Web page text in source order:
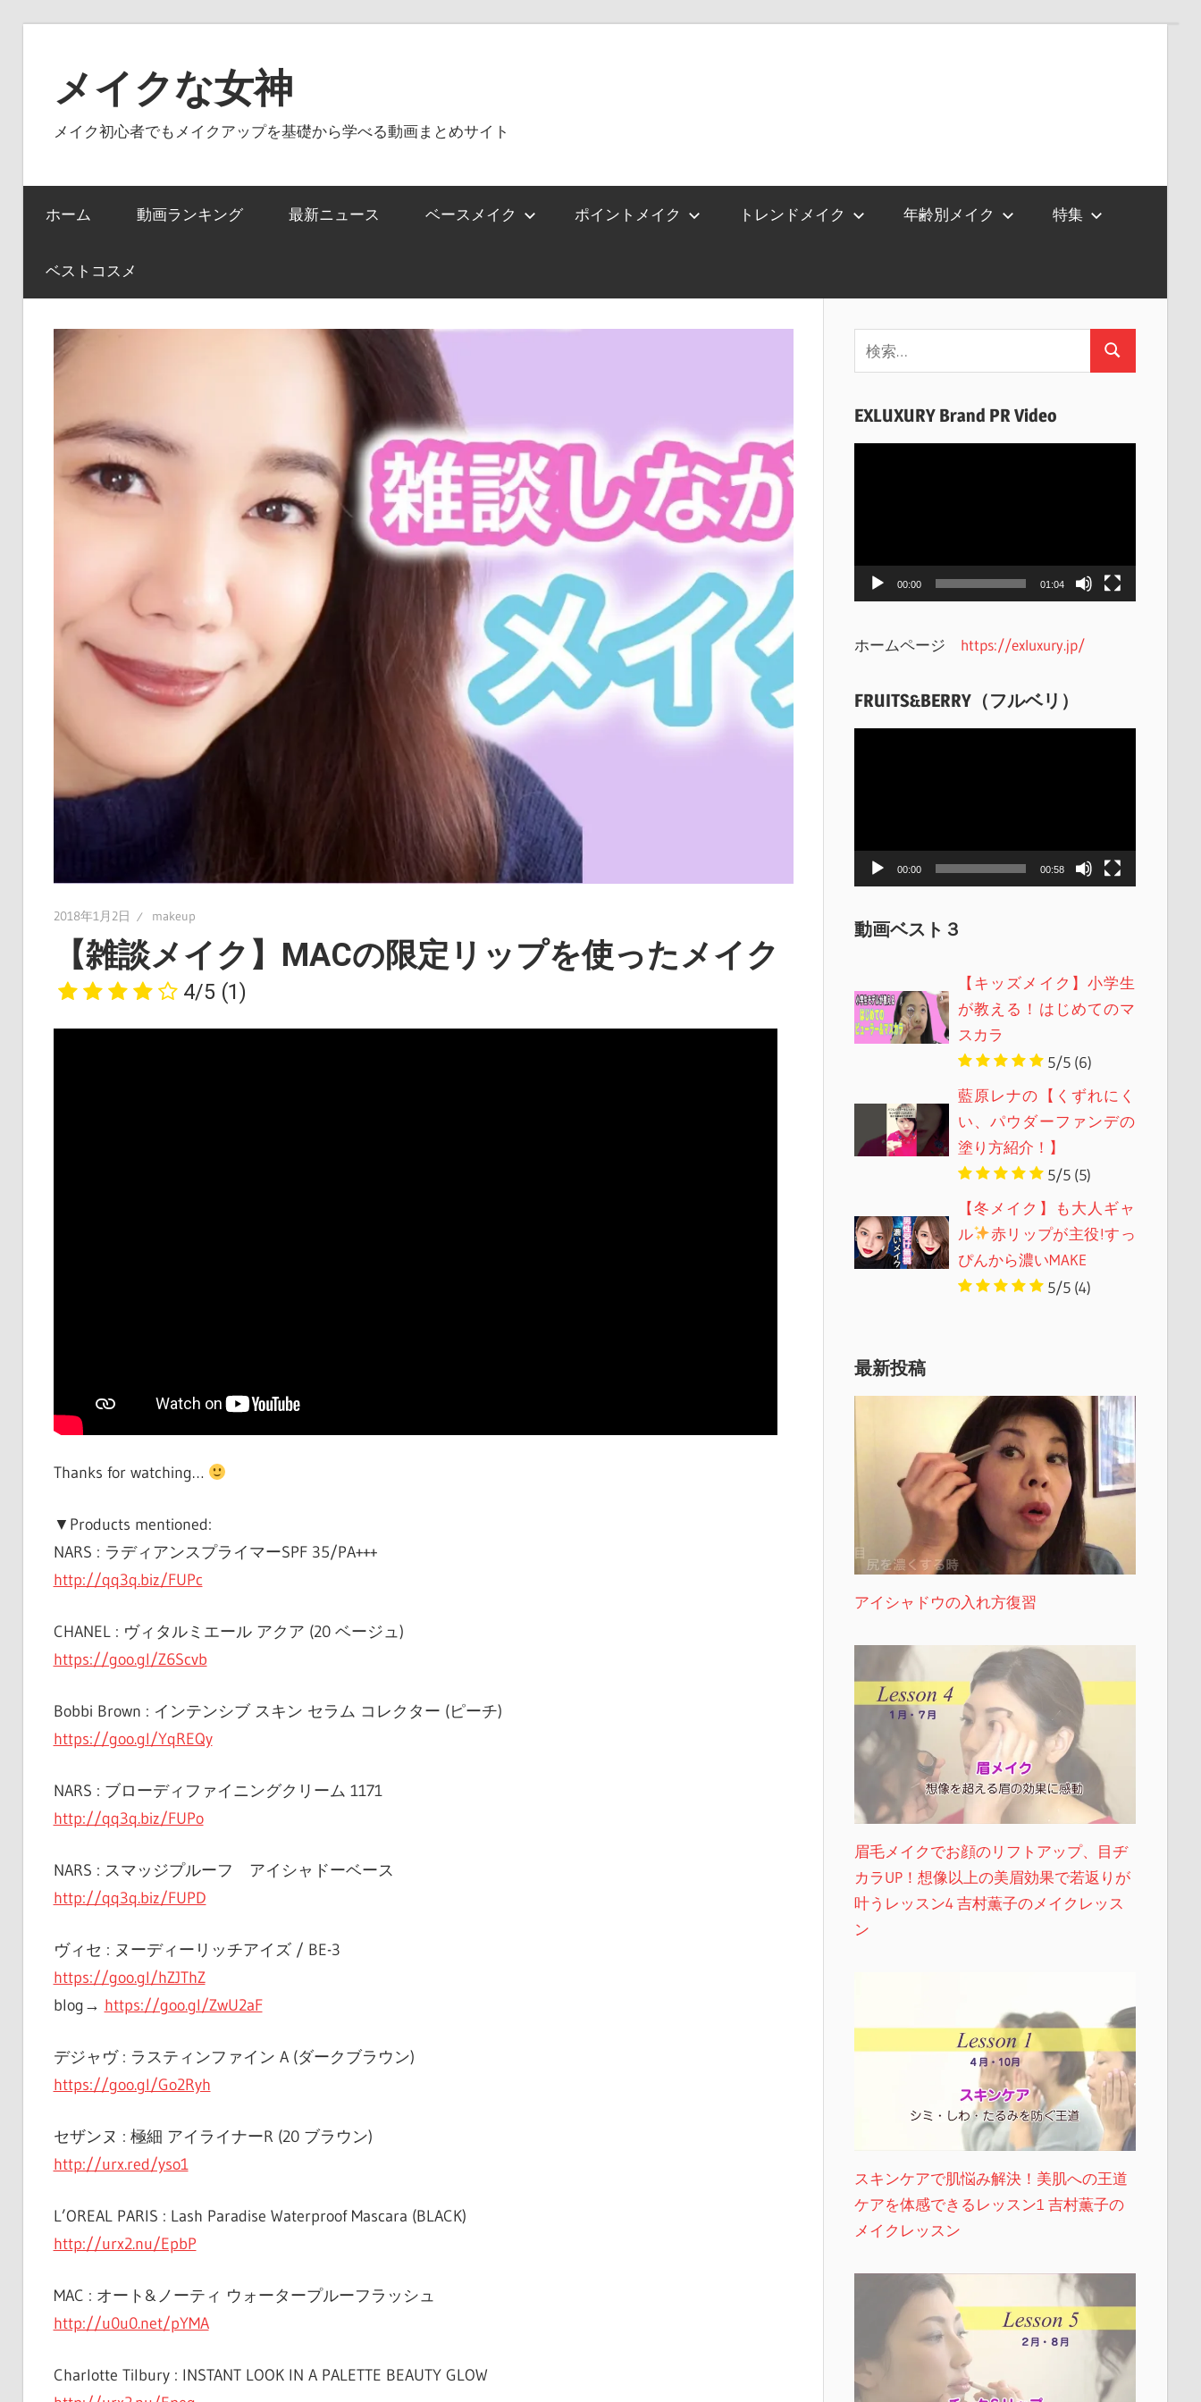
ス
メイクな女神
メイク初心者でもメイクアップを基礎から学べる動画まとめサイト
ホーム 動画ランキング 最新ニュース ベースメイク ポイントメイク トレンドメイク 年齢別メイク 特集
ベストコスメ
2018年1月2日 makeup
【雑談メイク】MACの限定リップを使ったメイク
4/5 (1)
Thanks for watching…
▼Products mentioned:
NARS : ラディアンスプライマーSPF 35/PA+++
http://qq3q.biz/FUPc
CHANEL : ヴィタルミエール アクア (20 ベージュ)
https://goo.gl/Z6Scvb
Bobbi Brown : インテンシブ スキン セラム コレクター (ピーチ)
https://goo.gl/YqREQy
NARS : ブローディファイニングクリーム 1171
http://qq3q.biz/FUPo
NARS : スマッジプルーフ アイシャドーベース
http://qq3q.biz/FUPD
ヴィセ : ヌーディーリッチアイズ / BE-3
https://goo.gl/hZJThZ
blog→ https://goo.gl/ZwU2aF
デジャヴ : ラスティンファイン A (ダークブラウン)
https://goo.gl/Go2Ryh
セザンヌ : 極細 アイライナーR (20 ブラウン)
http://urx.red/yso1
L’OREAL PARIS : Lash Paradise Waterproof Mascara (BLACK)
http://urx2.nu/EpbP
MAC : オート&ノーティ ウォータープルーフラッシュ
http://u0u0.net/pYMA
Charlotte Tilbury : INSTANT LOOK IN A PALETTE BEAUTY GLOW
検
EXLUXURY Brand PR Video
00:00 01:04
ホームページ https://exluxury.jp/
FRUITS&BERRY（フルベリ）
00:00 00:58
動画ベスト３
【キッズメイク】小学生
が教える！はじめてのマ
スカラ
5/5 (6)
藍原レナの【くずれにく
い、パウダーファンデの
塗り方紹介！】
5/5 (5)
【冬メイク】も大人ギャ
ル
赤リップが主役!すっ
ぴんから濃いMAKE
5/5 (4)
最新投稿
アイシャドウの入れ方復習
眉毛メイクでお顔のリフトアップ、目ヂ
カラUP！想像以上の美眉効果で若返りが
叶うレッスン4 吉村薫子のメイクレッス
ン
スキンケアで肌悩み解決！美肌への王道
ケアを体感できるレッスン1 吉村薫子の
メイクレッスン